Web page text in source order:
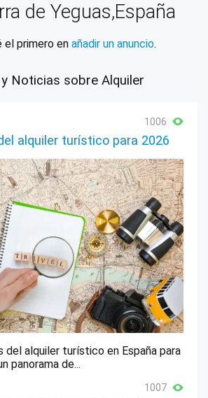
de Yeguas,España
el primero en añadir un anuncio.
Noticias sobre Alquiler
1006
alquiler turístico para 2026
del alquiler turístico en España para
panorama de...
1007